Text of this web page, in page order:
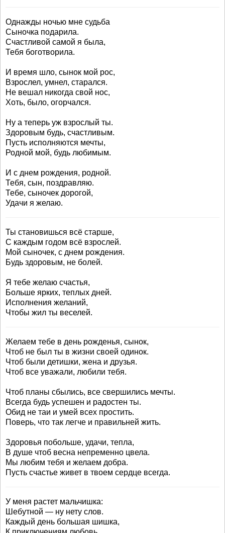
Однажды ночью мне судьба
Сыночка подарила.
Счастливой самой я была,
Тебя боготворила.
И время шло, сынок мой рос,
Взрослел, умнел, старался.
Не вешал никогда свой нос,
Хоть, было, огорчался.
Ну а теперь уж взрослый ты.
Здоровым будь, счастливым.
Пусть исполняются мечты,
Родной мой, будь любимым.
И с днем рождения, родной.
Тебя, сын, поздравляю.
Тебе, сыночек дорогой,
Удачи я желаю.
Ты становишься всё старше,
С каждым годом всё взрослей.
Мой сыночек, с днем рождения.
Будь здоровым, не болей.
Я тебе желаю счастья,
Больше ярких, теплых дней.
Исполнения желаний,
Чтобы жил ты веселей.
Желаем тебе в день рожденья, сынок,
Чтоб не был ты в жизни своей одинок.
Чтоб были детишки, жена и друзья.
Чтоб все уважали, любили тебя.
Чтоб планы сбылись, все свершились мечты.
Всегда будь успешен и радостен ты.
Обид не таи и умей всех простить.
Поверь, что так легче и правильней жить.
Здоровья побольше, удачи, тепла,
В душе чтоб весна непременно цвела.
Мы любим тебя и желаем добра.
Пусть счастье живет в твоем сердце всегда.
У меня растет мальчишка:
Шебутной — ну нету слов.
Каждый день большая шишка,